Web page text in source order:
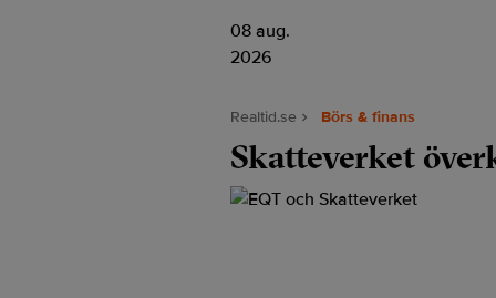
08 aug.
2026
Realtid.se Börs & finans
Skatteverket